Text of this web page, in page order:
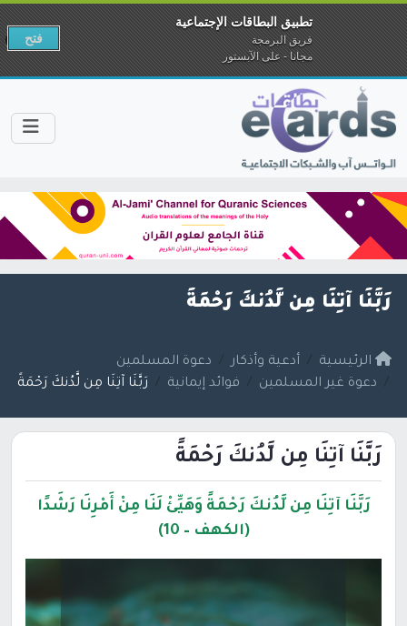
رَبَّنَا آتِنَا مِن لَّدُنكَ رَحْمَةً
الرئيسية أدعية وأذكار
دعوة المسلمين
دعوة غير المسلمين
فوائد إيمانية رَبَّنَا آتِنَا مِن لَّدُنكَ رَحْمَةً
رَبَّنَا آتِنَا مِن لَّدُنكَ رَحْمَةً
رَبَّنَا آتِنَا مِن لَّدُنكَ رَحْمَةً وَهَيِّئْ لَنَا مِنْ أَمْرِنَا رَشَدًا
(الكهف – 10)
تطبيق البطاقات الإجتماعية
فريق البرمجة
مجانا - على الآبستور
فتح